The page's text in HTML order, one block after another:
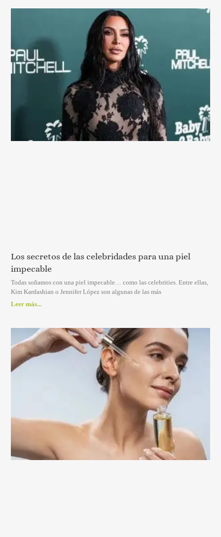
Los secretos de las celebridades para una piel
impecable
Todas soñamos con una piel impecable… como las celebrities. Entre ellas,
Kim Kardashian o Jennifer López son algunas de las más
Leer más...